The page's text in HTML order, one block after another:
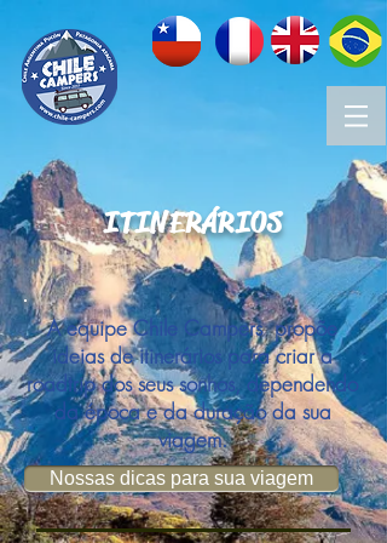
ITINERÁRIOS
A equipe Chile Campers propõe
ideias de itinerários para criar a
roadtrip dos seus sonhos, dependendo
da época e da duração da sua
viagem.
Nossas dicas para sua viagem